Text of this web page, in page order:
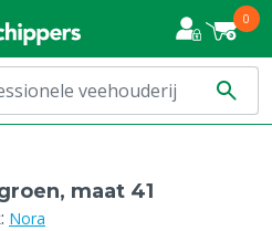
0
maat 41
: Nora